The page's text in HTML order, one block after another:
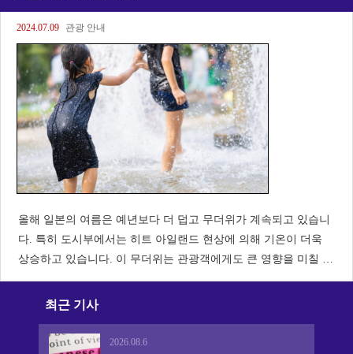
2024.07.09 관광 안내
올해 일본의 여름은 예년보다 더 덥고 무더위가 계속되고 있습니
다. 특히 도시부에서는 히트 아일랜드 현상에 의해 기온이 더욱
상승하고 있습니다. 이 무더위는 관광객에게도 큰 영향을 미칠 것
같습니다. 해외의 폭염과 일본의 폭염의 차이 일본의 폭염은 습도
의 높이가 특징입니다. 많은 해외 국가에서는 건조한 더위가 주류
최근 기사
2026.08.6